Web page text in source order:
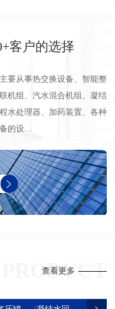
客户的选择
要从事热交换设备、智能整
机组、汽水混合机组、凝结
水处理器、加药装置、各种
的设…
PRODUCT
查看更多